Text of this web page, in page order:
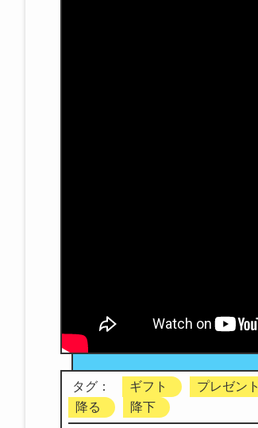
タグ： ギフト プレゼント
降る
降下